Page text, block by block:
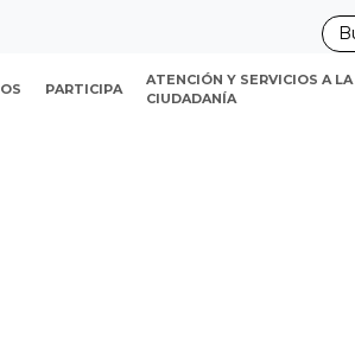
Urbano
PARTICIPA
ATENCIÓN Y SERVICIOS A LA
CIUDADANÍA